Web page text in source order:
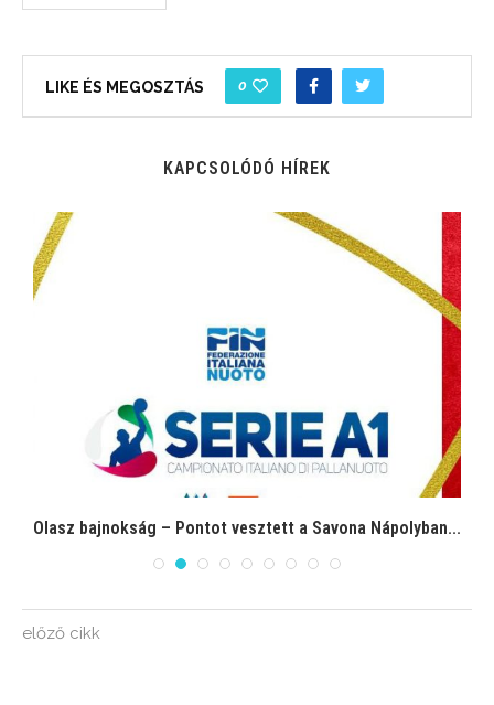
LIKE ÉS MEGOSZTÁS 0
KAPCSOLÓDÓ HÍREK
Olasz bajnokság – Pontot vesztett a Savona Nápolyban...
előző cikk